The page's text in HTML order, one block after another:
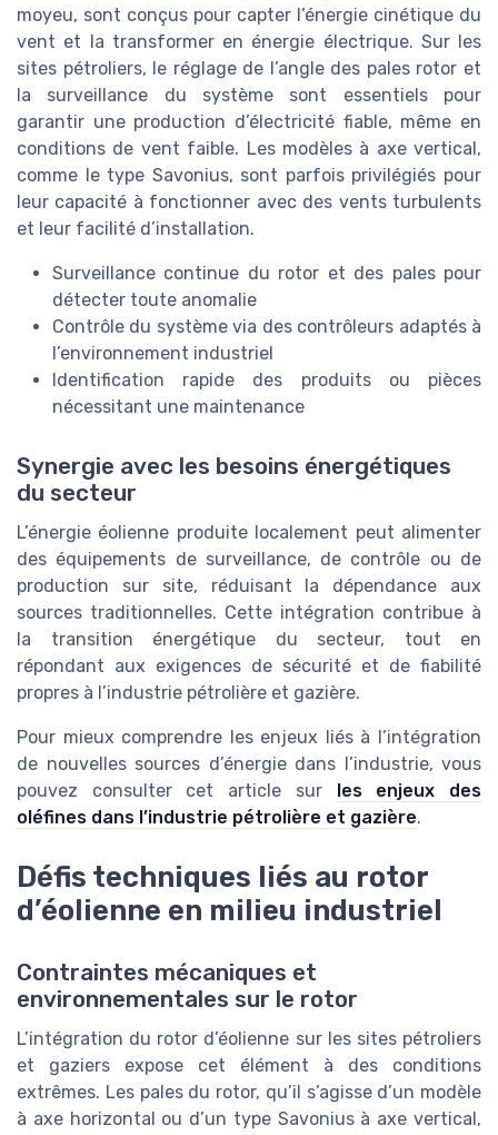
moyeu, sont conçus pour capter l’énergie cinétique du
vent et la transformer en énergie électrique. Sur les
sites pétroliers, le réglage de l’angle des pales rotor et
la surveillance du système sont essentiels pour
garantir une production d’électricité fiable, même en
conditions de vent faible. Les modèles à axe vertical,
comme le type Savonius, sont parfois privilégiés pour
leur capacité à fonctionner avec des vents turbulents
et leur facilité d’installation.
Surveillance continue du rotor et des pales pour
détecter toute anomalie
Contrôle du système via des contrôleurs adaptés à
l’environnement industriel
Identification rapide des produits ou pièces
nécessitant une maintenance
Synergie avec les besoins énergétiques
du secteur
L’énergie éolienne produite localement peut alimenter
des équipements de surveillance, de contrôle ou de
production sur site, réduisant la dépendance aux
sources traditionnelles. Cette intégration contribue à
la transition énergétique du secteur, tout en
répondant aux exigences de sécurité et de fiabilité
propres à l’industrie pétrolière et gazière.
Pour mieux comprendre les enjeux liés à l’intégration
de nouvelles sources d’énergie dans l’industrie, vous
pouvez consulter cet article sur les enjeux des
oléfines dans l’industrie pétrolière et gazière.
Défis techniques liés au rotor
d’éolienne en milieu industriel
Contraintes mécaniques et
environnementales sur le rotor
L’intégration du rotor d’éolienne sur les sites pétroliers
et gaziers expose cet élément à des conditions
extrêmes. Les pales du rotor, qu’il s’agisse d’un modèle
à axe horizontal ou d’un type Savonius à axe vertical,